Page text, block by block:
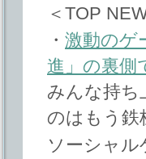
＜TOP
・ 激動のゲ
進」の裏側
みんな持ち
のはもう鉄
ソーシャ